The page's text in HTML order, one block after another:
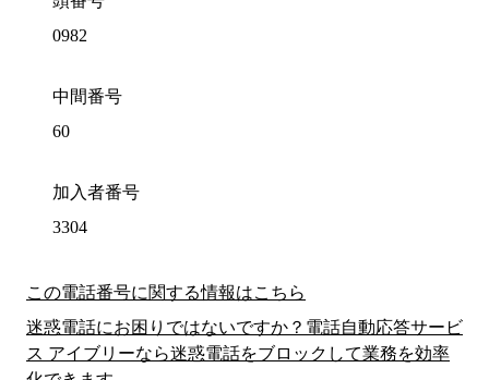
0982
中間番号
60
加入者番号
3304
この電話番号に関する情報はこちら
迷惑電話にお困りではないですか？電話自動応答サービ
ス アイブリーなら迷惑電話をブロックして業務を効率